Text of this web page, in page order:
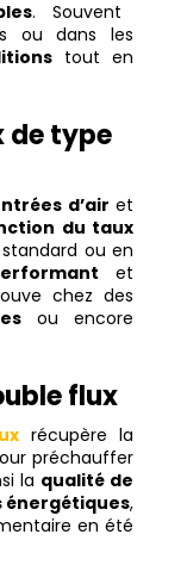
. Souvent
ou dans les
tout en
de type
d’air et
du taux
ou en
et
chez des
ou encore
flux
récupère la
préchauffer
la qualité de
énergétiques,
en été